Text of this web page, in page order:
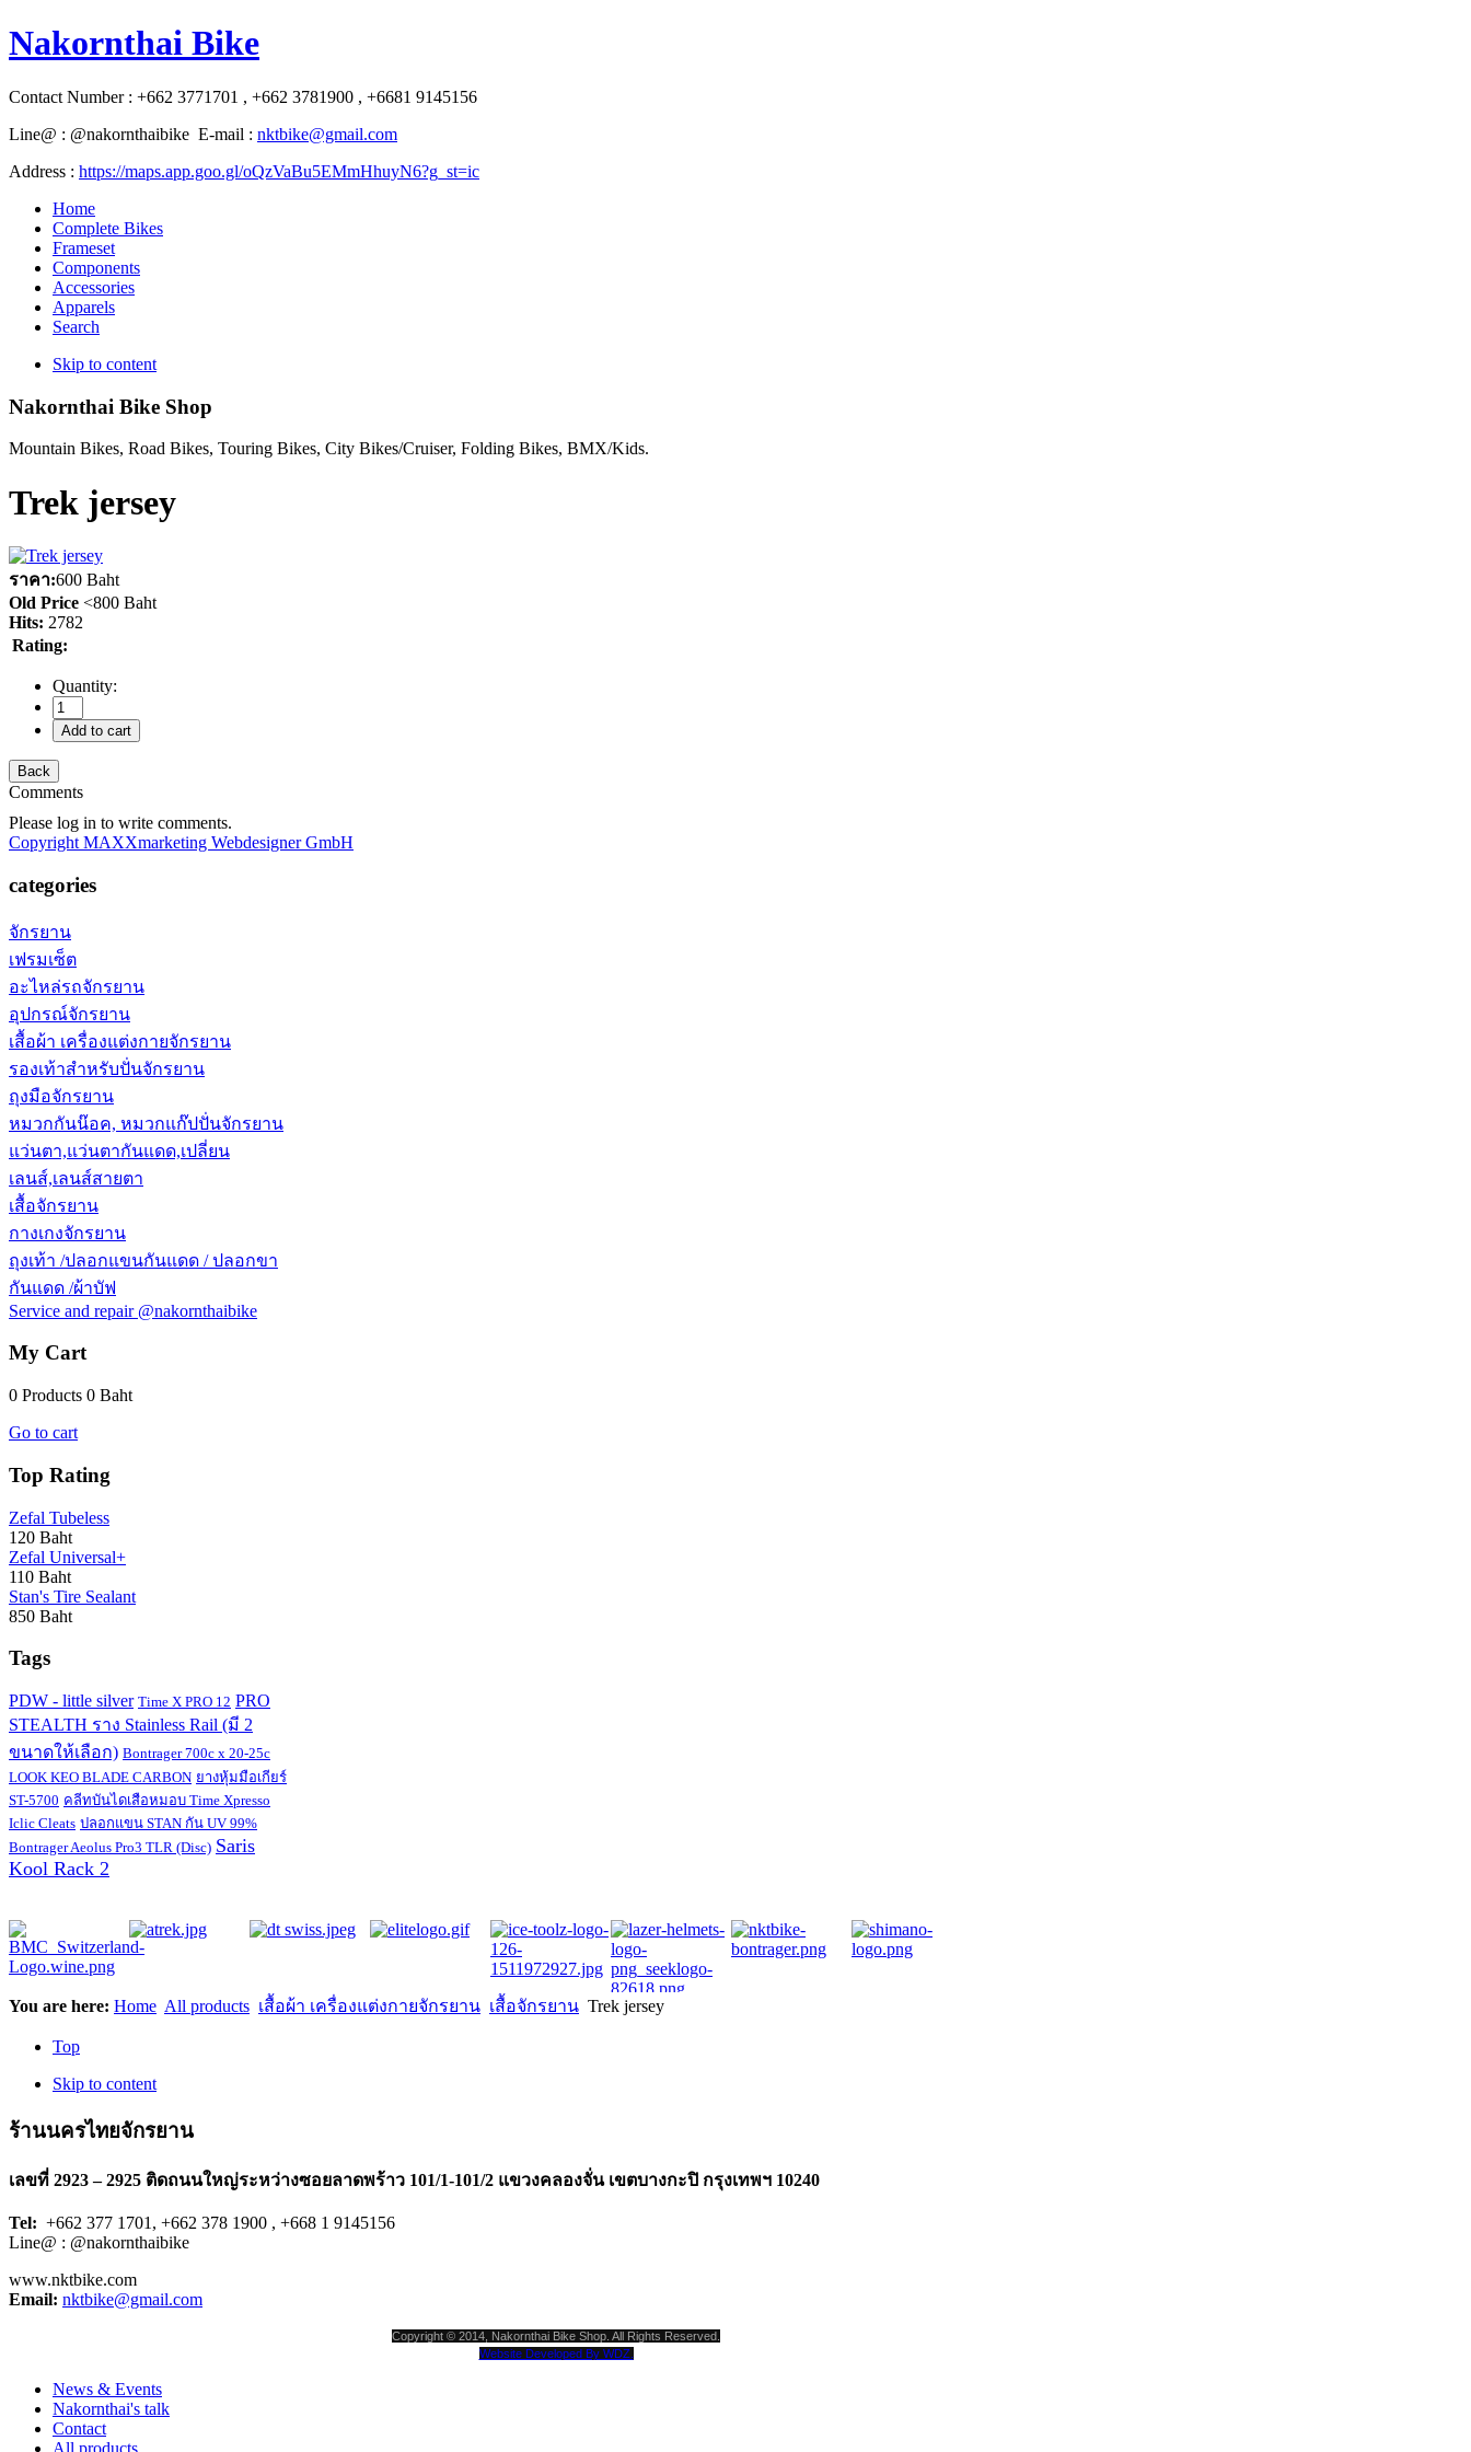
Nakornthai Bike
Contact Number : +662 3771701 , +662 3781900 , +6681 9145156
Line@ : @nakornthaibike E-mail : nktbike@gmail.com
Address : https://maps.app.goo.gl/oQzVaBu5EMmHhuyN6?g_st=ic
Home
Complete Bikes
Frameset
Components
Accessories
Apparels
Search
Skip to content
Nakornthai Bike Shop
Mountain Bikes, Road Bikes, Touring Bikes, City Bikes/Cruiser, Folding Bikes, BMX/Kids.
Trek jersey
ราคา:600 Baht
Old Price <800 Baht
Hits: 2782
Rating:
Quantity:
Comments
Please log in to write comments.
Copyright MAXXmarketing Webdesigner GmbH
categories
จักรยาน
เฟรมเซ็ต
อะไหล่รถจักรยาน
อุปกรณ์จักรยาน
เสื้อผ้า เครื่องแต่งกายจักรยาน
รองเท้าสำหรับปั่นจักรยาน
ถุงมือจักรยาน
หมวกกันน๊อค, หมวกแก๊ปปั่นจักรยาน
แว่นตา,แว่นตากันแดด,เปลี่ยน
เลนส์,เลนส์สายตา
เสื้อจักรยาน
กางเกงจักรยาน
ถุงเท้า /ปลอกแขนกันแดด / ปลอกขา
กันแดด /ผ้าบัฟ
Service and repair @nakornthaibike
My Cart
0 Products 0 Baht
Go to cart
Top Rating
Zefal Tubeless
120 Baht
Zefal Universal+
110 Baht
Stan's Tire Sealant
850 Baht
Tags
PDW - little silver Time X PRO 12 PRO
STEALTH ราง Stainless Rail (มี 2
ขนาดให้เลือก) Bontrager 700c x 20-25c
LOOK KEO BLADE CARBON ยางหุ้มมือเกียร์
ST-5700 คลีทบันไดเสือหมอบ Time Xpresso
Iclic Cleats ปลอกแขน STAN กัน UV 99%
Bontrager Aeolus Pro3 TLR (Disc) Saris
Kool Rack 2
You are here: Home All products เสื้อผ้า เครื่องแต่งกายจักรยาน เสื้อจักรยาน Trek jersey
Top
Skip to content
ร้านนครไทยจักรยาน
เลขที่ 2923 – 2925 ติดถนนใหญ่ระหว่างซอยลาดพร้าว 101/1-101/2 แขวงคลองจั่น เขตบางกะปิ กรุงเทพฯ 10240
Tel: +662 377 1701, +662 378 1900 , +668 1 9145156
Line@ : @nakornthaibike
www.nktbike.com
Email: nktbike@gmail.com
Copyright © 2014, Nakornthai Bike Shop. All Rights Reserved.
Website Developed By WDZ.
News & Events
Nakornthai's talk
Contact